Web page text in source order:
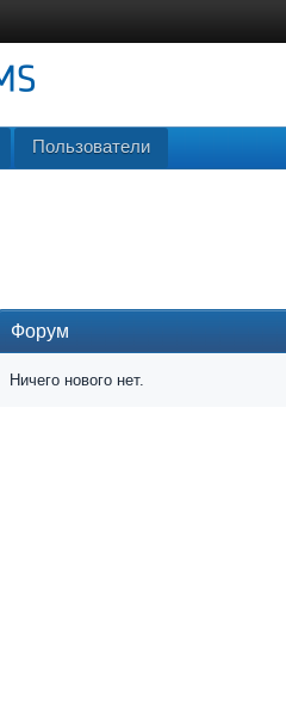
Пользователи
Форум
Ничего нового нет.